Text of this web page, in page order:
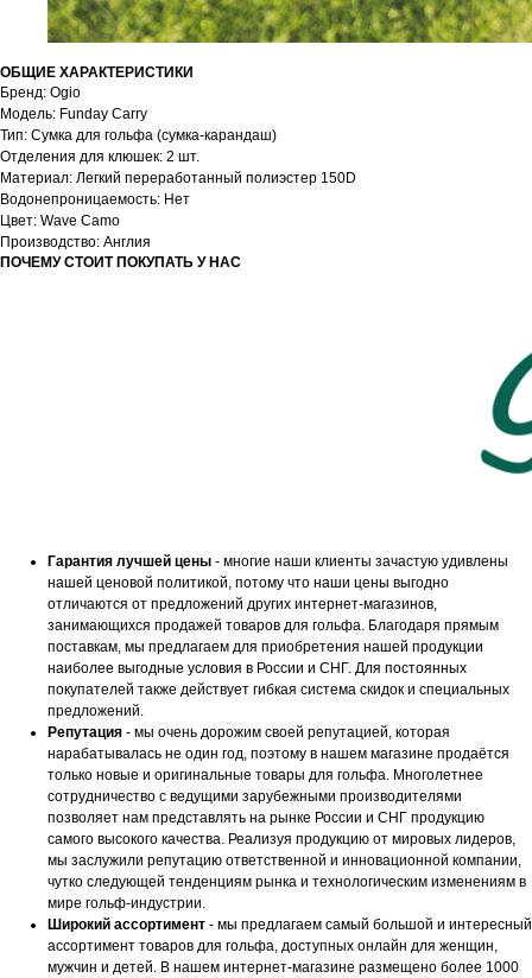
ОБЩИЕ ХАРАКТЕРИСТИКИ
Бренд: Ogio
Модель: Funday Carry
Тип: Сумка для гольфа (сумка-карандаш)
Отделения для клюшек: 2 шт.
Материал: Легкий переработанный полиэстер 150D
Водонепроницаемость: Нет
Цвет: Wave Camo
Производство: Англия
ПОЧЕМУ СТОИТ ПОКУПАТЬ У НАС
Гарантия лучшей цены - многие наши клиенты зачастую удивлены
нашей ценовой политикой, потому что наши цены выгодно
отличаются от предложений других интернет-магазинов,
занимающихся продажей товаров для гольфа. Благодаря прямым
поставкам, мы предлагаем для приобретения нашей продукции
наиболее выгодные условия в России и СНГ. Для постоянных
покупателей также действует гибкая система скидок и специальных
предложений.
Репутация - мы очень дорожим своей репутацией, которая
нарабатывалась не один год, поэтому в нашем магазине продаётся
только новые и оригинальные товары для гольфа. Многолетнее
сотрудничество с ведущими зарубежными производителями
позволяет нам представлять на рынке России и СНГ продукцию
самого высокого качества. Реализуя продукцию от мировых лидеров,
мы заслужили репутацию ответственной и инновационной компании,
чутко следующей тенденциям рынка и технологическим изменениям в
мире гольф-индустрии.
Широкий ассортимент - мы предлагаем самый большой и интересный
ассортимент товаров для гольфа, доступных онлайн для женщин,
мужчин и детей. В нашем интернет-магазине размещено более 1000